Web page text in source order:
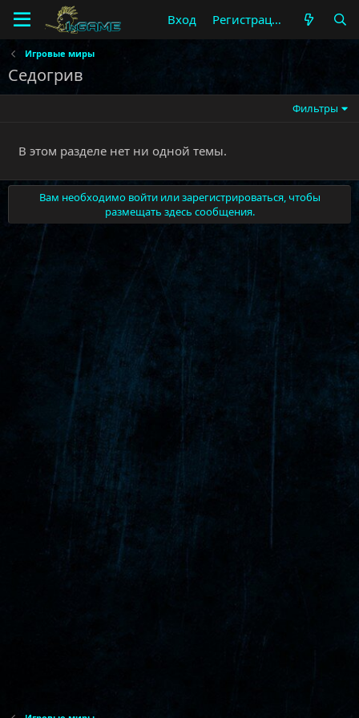
Вход Регистрация
Игровые миры
Седогрив
Фильтры
В этом разделе нет ни одной темы.
Вам необходимо войти или зарегистрироваться, чтобы
размещать здесь сообщения.